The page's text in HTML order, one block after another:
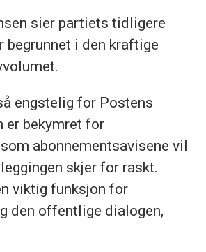
sier partiets tidligere
begrunnet i den kraftige
engstelig for Postens
er bekymret for
abonnementsavisene vil
skjer for raskt.
viktig funksjon for
den offentlige dialogen,